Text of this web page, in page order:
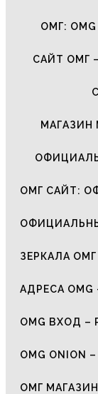
ОМГ:
САЙТ ОМГ
МАГАЗИН
ОМГ САЙТ:
ЗЕРКАЛА
АДРЕСА
OMG ВХОД
OMG
ОМГ